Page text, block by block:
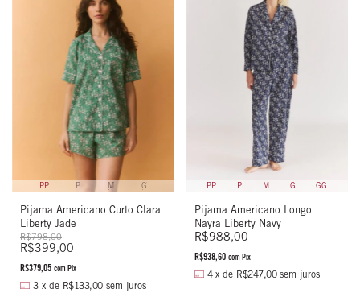
PP P M G
Pijama Americano Curto Clara
Liberty Jade
R$798,00
R$399,00
R$379,05 com Pix
3 x de R$133,00 sem juros
PP P M G GG
Pijama Americano Longo
Nayra Liberty Navy
R$988,00
R$938,60 com Pix
4 x de R$247,00 sem juros